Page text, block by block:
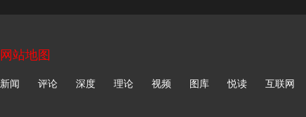
网站地图
新闻 评论 深度 理论 视频 图库 悦读 互联网